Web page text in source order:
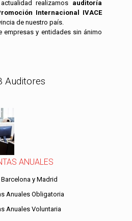
realizamos auditoría
Internacional IVACE
de nuestro país.
empresas y entidades sin ánimo
Auditores
ANUALES
y Madrid
Anuales Obligatoria
Anuales Voluntaria